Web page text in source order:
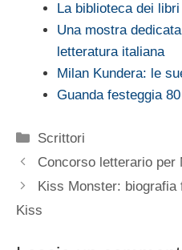
La biblioteca dei
Una mostra
letteratura italiana
Milan Kundera: le
Guanda festeggia
Categorie
Scrittori
Concorso letterario per
Kiss Monster: biografia
Kiss